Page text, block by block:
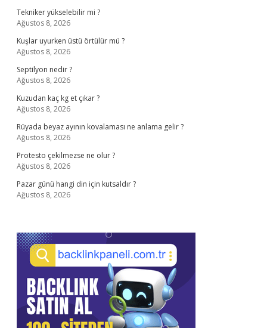
Tekniker yükselebilir mi ?
Ağustos 8, 2026
Kuşlar uyurken üstü örtülür mü ?
Ağustos 8, 2026
Septilyon nedir ?
Ağustos 8, 2026
Kuzudan kaç kg et çıkar ?
Ağustos 8, 2026
Rüyada beyaz ayının kovalaması ne anlama gelir ?
Ağustos 8, 2026
Protesto çekilmezse ne olur ?
Ağustos 8, 2026
Pazar günü hangi din için kutsaldır ?
Ağustos 8, 2026